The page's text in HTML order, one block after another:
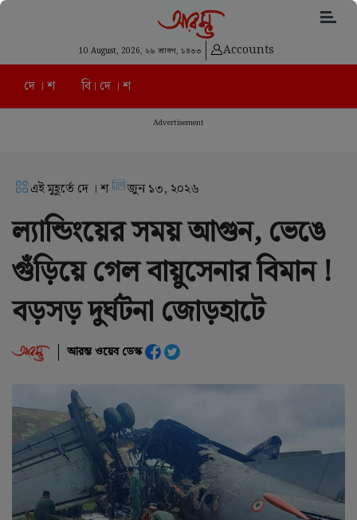
10 August, 2026, ২৬ শ্রাবণ, ১৪৩৩ Accounts
দে । শ বি। দে । শ
Advertisement
এই মুহূর্তে দে । শ জুন ১৩, ২০২৬
ল্যান্ডিংয়ের সময় আগুন, ভেঙে
গুঁড়িয়ে গেল বায়ুসেনার বিমান !
বড়সড় দুর্ঘটনা জোড়হাটে
আরম্ভ ওয়েব ডেস্ক